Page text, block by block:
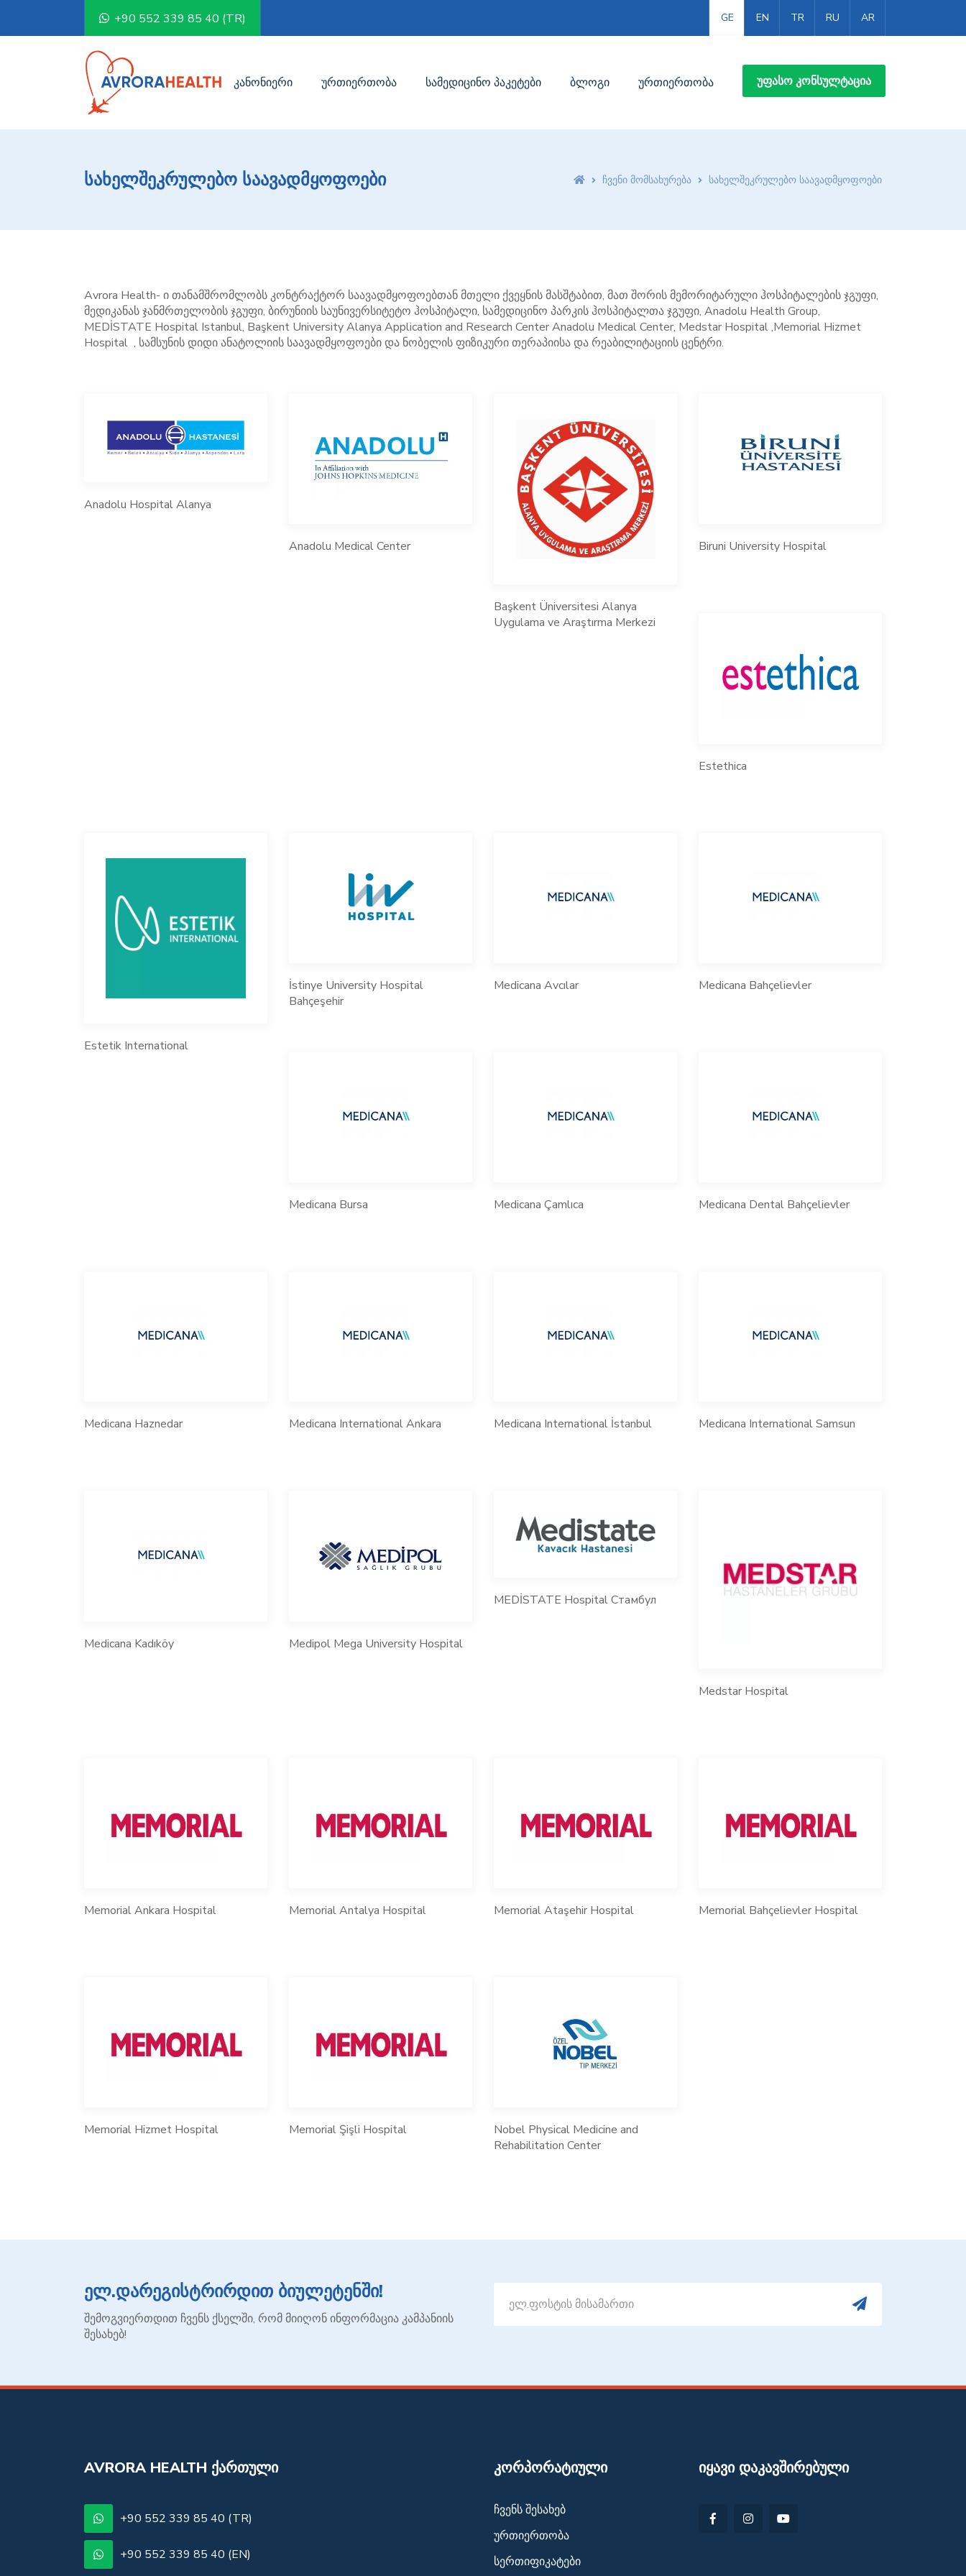
+90 552 339 85 40 (TR) GE EN TR RU AR
კანონიერი ურთიერთობა სამედიცინო პაკეტები ბლოგი ურთიერთობა ᲣᲤᲐᲡᲝ ᲙᲝᲜᲡᲣᲚᲢᲐᲪᲘᲐ
სახელშეკრულებო საავადმყოფოები ჩვენი მომსახურება სახელშეკრულებო საავადმყოფოები
Avrora Health- ი თანამშრომლობს კონტრაქტორ საავადმყოფოებთან მთელი ქვეყნის მასშტაბით, მათ შორის მემორიტარული ჰოსპიტალების ჯგუფი,
მედიკანას ჯანმრთელობის ჯგუფი, ბირუნიის საუნივერსიტეტო ჰოსპიტალი, სამედიცინო პარკის ჰოსპიტალთა ჯგუფი, Anadolu Health Group,
MEDİSTATE Hospital Istanbul, Başkent University Alanya Application and Research Center Anadolu Medical Center, Medstar Hospital ,Memorial Hizmet
Hospital , სამსუნის დიდი ანატოლიის საავადმყოფოები და ნობელის ფიზიკური თერაპიისა და რეაბილიტაციის ცენტრი.
Anadolu Hospital Alanya
Anadolu Medical Center
Başkent Üniversitesi Alanya
Uygulama ve Araştırma Merkezi
Biruni University Hospital
Estethica
Estetik International
İstinye University Hospital
Bahçeşehir
Medicana Avcılar Medicana Bahçelievler
Medicana Bursa Medicana Çamlıca Medicana Dental Bahçelievler
Medicana Haznedar Medicana International Ankara Medicana International İstanbul Medicana International Samsun
Medicana Kadıköy Medipol Mega University Hospital
MEDİSTATE Hospital Стамбул
Medstar Hospital
Memorial Ankara Hospital Memorial Antalya Hospital Memorial Ataşehir Hospital Memorial Bahçelievler Hospital
Memorial Hizmet Hospital Memorial Şişli Hospital
Nobel Physical Medicine and
Rehabilitation Center
ელ.დარეგისტრირდით ბიულეტენში!
შემოგვიერთდით ჩვენს ქსელში, რომ მიიღონ ინფორმაცია კამპანიის
შესახებ!
AVRORA HEALTH ᲥᲐᲠᲗᲣᲚᲘ
+90 552 339 85 40 (TR)
+90 552 339 85 40 (EN)
ᲙᲝᲠᲞᲝᲠᲐᲢᲘᲣᲚᲘ
ჩვენს შესახებ
ურთიერთობა
სერთიფიკატები
ᲘᲧᲐᲕᲘ ᲓᲐᲙᲐᲕᲨᲘᲠᲔᲑᲣᲚᲘ